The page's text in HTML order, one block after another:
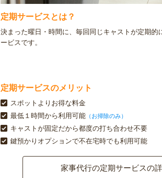
定期サービスとは？
決まった曜日・時間に、毎回同じキャストが定期的
ービスです。
定期サービスのメリット
スポットよりお得な料金
最低１時間から利用可能（お掃除のみ）
キャストが固定だから都度の打ち合わせ不要
鍵預かりオプションで不在宅時でも利用可能
家事代行の定期サービスの